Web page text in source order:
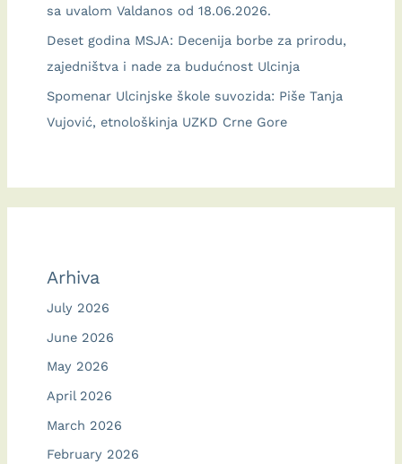
sa uvalom Valdanos od 18.06.2026.
Deset godina MSJA: Decenija borbe za prirodu,
zajedništva i nade za budućnost Ulcinja
Spomenar Ulcinjske škole suvozida: Piše Tanja
Vujović, etnološkinja UZKD Crne Gore
Arhiva
July 2026
June 2026
May 2026
April 2026
March 2026
February 2026